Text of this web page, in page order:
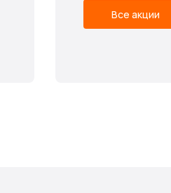
Все акции